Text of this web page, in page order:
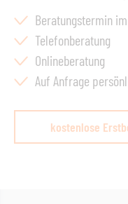
unempfindlich
Beratungstermin
Telefonberatung
Onlineberatung
Auf Anfrage
kostenlose